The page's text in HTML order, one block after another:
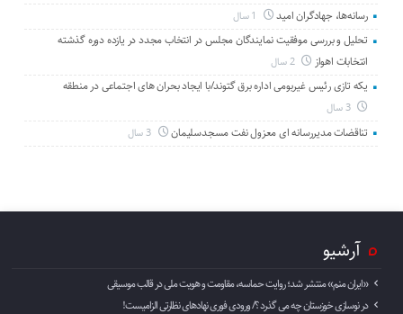
رسانه‌ها، جهادگران امید
تحلیل و بررسی موفقیت نمایندگان مجلس در انتخاب مجدد در یازده دوره گذشته
انتخابات اهواز
2 سال
یکه تازی رئیس غیربومی اداره برق گتوند/با ایجاد بحران های اجتماعی در منطقه
3 سال
تناقضات مدیررسانه ای معزول نفت مسجدسلیمان 3 سال
آرشیو
«ایران منم» منتشر شد؛ روایت حماسه، مقاومت و هویت ملی در قالب موسیقی
در نوسازی خوزستان چه می گذرد ؟/ ورودی فوری نهادهای نظارتی الزامیست!